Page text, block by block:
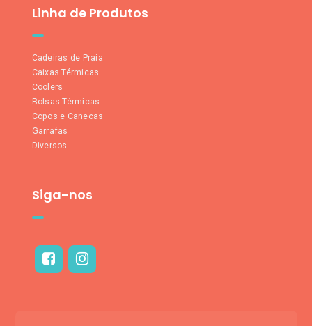
Linha de Produtos
Cadeiras de Praia
Caixas Térmicas
Coolers
Bolsas Térmicas
Copos e Canecas
Garrafas
Diversos
Siga-nos